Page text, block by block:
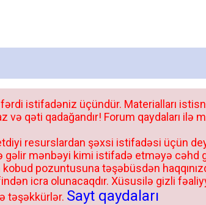
fərdi istifadəniz üçündür. Materialları
və qəti qadağandır! Forum qaydaları ilə
resurslardan şəxsi istifadəsi üçün
gəlir mənbəyi kimi istifadə etməyə
kobud pozuntusuna təşəbüsdən
icra olunacaqdır. Xüsusilə gizli
təşəkkürlər. Sayt qaydaları